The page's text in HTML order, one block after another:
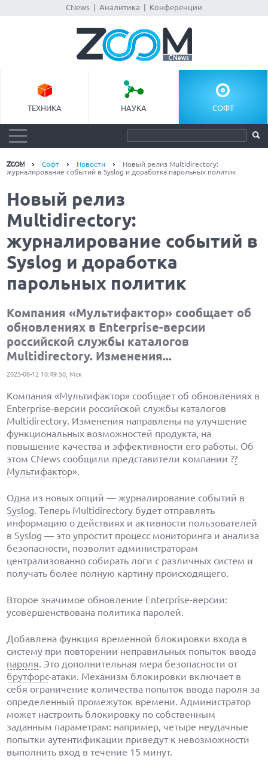
CNews Аналитика Конференции
ТЕХНИКА НАУКА СОФТ
Софт Новости
Новый релиз Multidirectory:
журналирование событий в Syslog и доработка парольных политик
Новый релиз
Multidirectory:
журналирование событий в
Syslog и доработка
парольных политик
Компания «Мультифактор» сообщает об
обновлениях в Enterprise-версии
российской службы каталогов
Multidirectory. Изменения...
2025-08-12 10:49:50, Мск
Компания «Мультифактор» сообщает об обновлениях в
Enterprise-версии российской службы каталогов
Multidirectory. Изменения направлены на улучшение
функциональных возможностей продукта, на
повышение качества и эффективности его работы. Об
этом CNews сообщили представители компании ??
Мультифактор».
Одна из новых опций — журналирование событий в
Syslog. Теперь Multidirectory будет отправлять
информацию о действиях и активности пользователей
в Syslog — это упростит процесс мониторинга и анализа
безопасности, позволит администраторам
централизованно собирать логи с различных систем и
получать более полную картину происходящего.
Второе значимое обновление Enterprise-версии:
усовершенствована политика паролей.
Добавлена функция временной блокировки входа в
систему при повторении неправильных попыток ввода
пароля. Это дополнительная мера безопасности от
брутфорс-атаки. Механизм блокировки включает в
себя ограничение количества попыток ввода пароля за
определенный промежуток времени. Администратор
может настроить блокировку по собственным
заданным параметрам: например, четыре неудачные
попытки аутентификации приведут к невозможности
выполнить вход в течение 15 минут.